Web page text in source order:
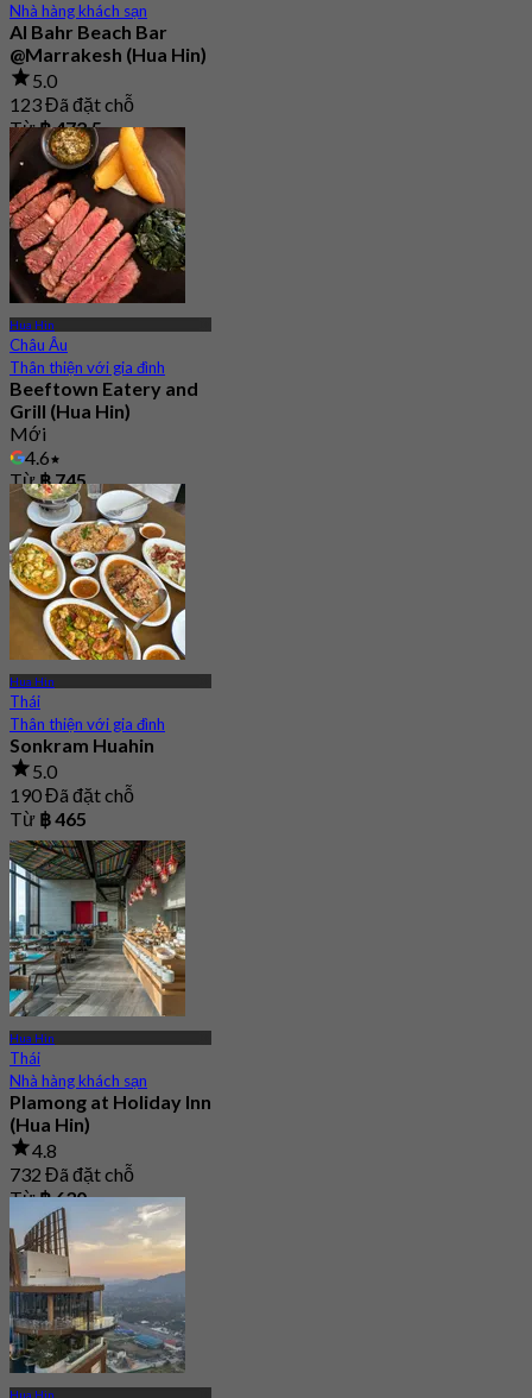
Nhà hàng khách sạn
Al Bahr Beach Bar
@Marrakesh (Hua Hin)
5.0
123 Đã đặt chỗ
Từ฿ 472.5
Hua Hin
Châu Âu
Thân thiện với gia đình
Beeftown Eatery and
Grill (Hua Hin)
Mới
4.6
Từ฿ 745
Hua Hin
Thái
Thân thiện với gia đình
Sonkram Huahin
5.0
190 Đã đặt chỗ
Từ ฿ 465
Hua Hin
Thái
Nhà hàng khách sạn
Plamong at Holiday Inn
(Hua Hin)
4.8
732 Đã đặt chỗ
Từ฿ 630
Hua Hin